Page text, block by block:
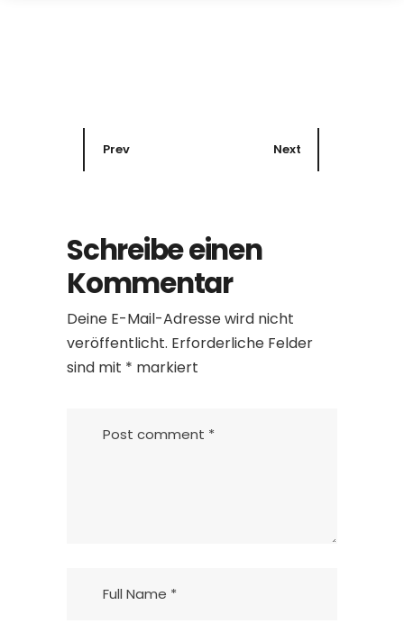
Prev Next
Schreibe einen
Kommentar
Deine E-Mail-Adresse wird nicht
veröffentlicht. Erforderliche Felder
sind mit * markiert